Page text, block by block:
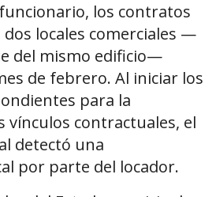
los contratos
locales comerciales —
del mismo edificio—
de febrero. Al iniciar los
para la
vínculos contractuales, el
detectó una
por parte del locador.